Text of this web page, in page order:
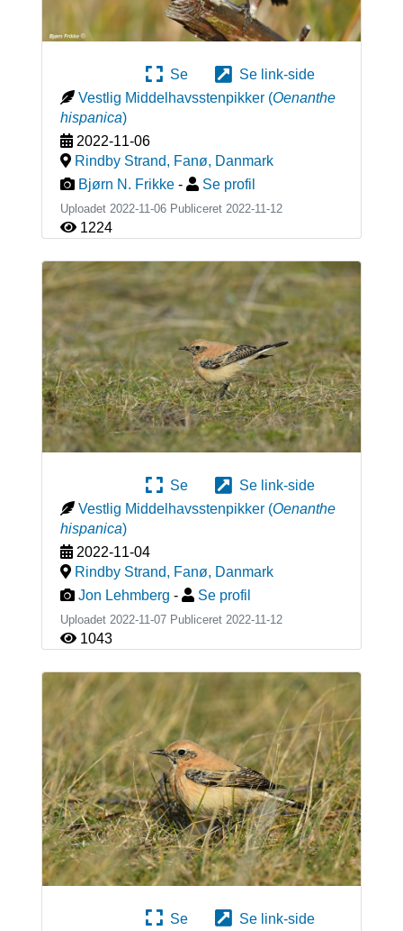
Se
Se link-side
Vestlig Middelhavsstenpikker (Oenanthe
hispanica)
2022-11-06
Rindby Strand, Fanø, Danmark
Bjørn N. Frikke - Se profil
Uploadet 2022-11-06 Publiceret 2022-11-12
1224
Se
Se link-side
Vestlig Middelhavsstenpikker (Oenanthe
hispanica)
2022-11-04
Rindby Strand, Fanø, Danmark
Jon Lehmberg - Se profil
Uploadet 2022-11-07 Publiceret 2022-11-12
1043
Se
Se link-side